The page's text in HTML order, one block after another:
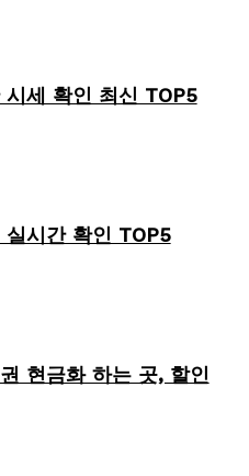
세 확인 최신 TOP5
시간 확인 TOP5
현금화 하는 곳, 할인